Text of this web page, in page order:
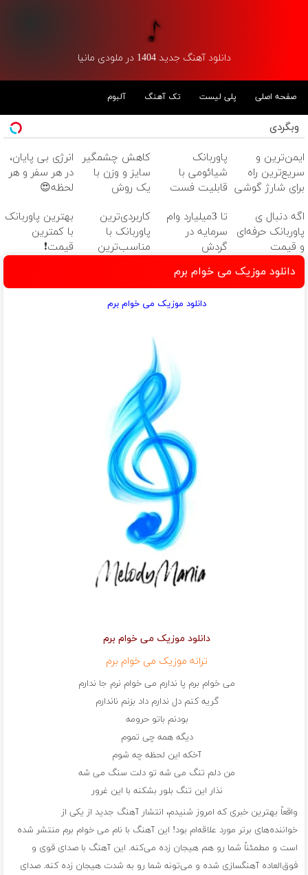
دانلود آهنگ جدید 1404 در ملودی مانیا
صفحه اصلی پلی لیست تک آهنگ آلبوم
وبگردی
ایمن‌ترین و
سریع‌ترین راه
برای شارژ گوشی
پاوربانک
شیائومی با
قابلیت فست
های بی برقی⚡
کاهش چشمگیر
سایز و وزن با
یک روش
انرژی بی پایان،
در هر سفر و هر
لحظه😍
شیائومی با
تخفیف ویژه🔥
اگه دنبال ی
پاوربانک حرفه‌ای
و قیمت
مناسبی تخفیف
رو از دست نده
👌🏻
تا 3میلیارد وام
سرمایه در
گردش
فروشگاهت رو
ثبت کن
کاربردی‌ترین
پاوربانک با
مناسب‌ترین
بهترین پاوربانک
با کمترین
قیمت❗
دانلود موزیک می خوام برم
دانلود موزیک می خوام برم
دانلود موزیک می خوام برم
ترانه موزیک می خوام برم
می خوام برم پا ندارم می خوام نرم جا ندارم
گریه کنم دل ندارم داد بزنم ناندارم
بودنم باتو حرومه
دیگه همه چی تموم
آخکه این لحظه چه شوم
من دلم تنگ می شه تو دلت سنگ می شه
نذار این تنگ بلور بشکنه با این غرور
واقعاً بهترین خبری که امروز شنیدم، انتشار آهنگ جدید از یکی از
خواننده‌های برتر مورد علاقه‌ام بود! این آهنگ با نام می خوام برم منتشر شده
است و مطمئناً شما رو هم هیجان زده می‌کنه. این آهنگ با صدای قوی و
فوق‌العاده آهنگسازی شده و می‌تونه شما رو به شدت هیجان زده کنه. صدای